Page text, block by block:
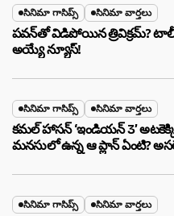
సినిమా గాసిప్స్ సినిమా వార్తలు
పవన్‌తో విడిపోయిన త్రివిక్రమ్?
అయ్యే న్యూస్!
సినిమా గాసిప్స్ సినిమా వార్తలు
కమల్ హాసన్ ‘ఇండియన్ 3’
మనసులో ఉన్న ఆ ప్లాన్ ఏంటి?
సినిమా గాసిప్స్ సినిమా వార్తలు